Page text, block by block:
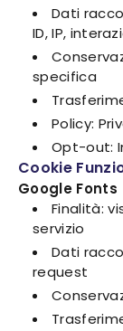
Dati
ID, IP,
specifica
Policy:
Opt-out:
Cookie
Google Fonts
Finalità:
servizio
Dati
request